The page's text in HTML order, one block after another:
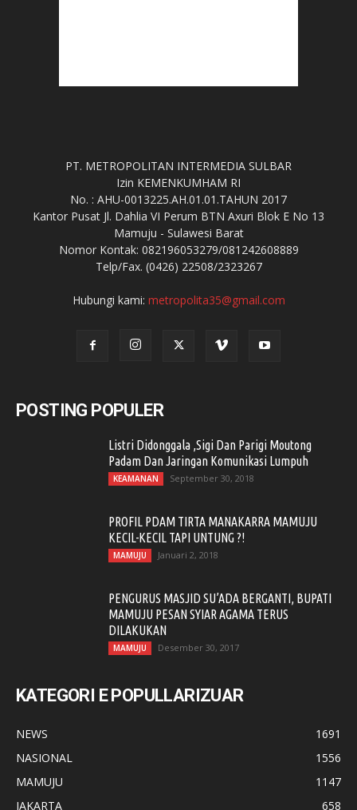
PT. METROPOLITAN INTERMEDIA SULBAR
Izin KEMENKUMHAM RI
No. : AHU-0013225.AH.01.01.TAHUN 2017
Kantor Pusat Jl. Dahlia VI Perum BTN Axuri Blok E No 13
Mamuju - Sulawesi Barat
Nomor Kontak: 082196053279/081242608889
Telp/Fax. (0426) 22508/2323267
Hubungi kami: metropolita35@gmail.com
POSTING POPULER
Listri Didonggala ,Sigi Dan Parigi Moutong
Padam Dan Jaringan Komunikasi Lumpuh
KEAMANAN September 30, 2018
PROFIL PDAM TIRTA MANAKARRA MAMUJU
KECIL-KECIL TAPI UNTUNG ?!
MAMUJU Januari 2, 2018
PENGURUS MASJID SU’ADA BERGANTI, BUPATI
MAMUJU PESAN SYIAR AGAMA TERUS
DILAKUKAN
MAMUJU Desember 30, 2017
KATEGORI E POPULLARIZUAR
NEWS
1691
NASIONAL
1556
MAMUJU
1147
JAKARTA
658